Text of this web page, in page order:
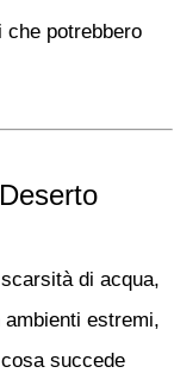
che potrebbero
di acqua,
ambienti estremi,
succede